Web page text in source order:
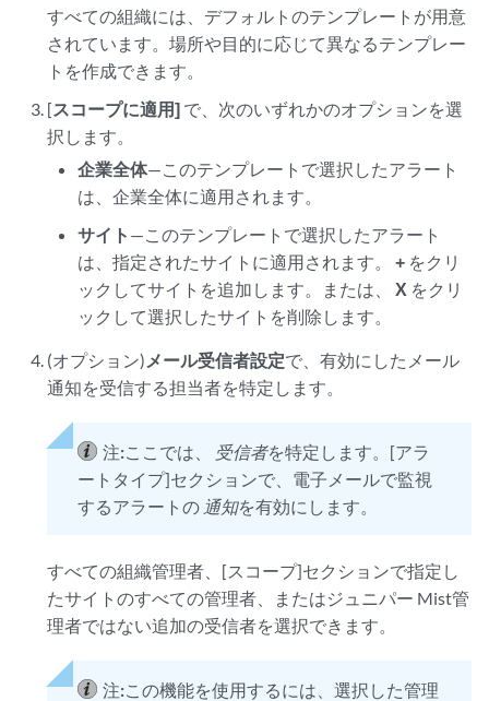
すべての組織には、デフォルトのテンプレートが用意
されています。場所や目的に応じて異なるテンプレー
トを作成できます。
[スコープに適用] で、次のいずれかのオプションを選
択します。
企業全体—このテンプレートで選択したアラート
は、企業全体に適用されます。
サイト —このテンプレートで選択したアラート
は、指定されたサイトに適用されます。 +をクリ
ックしてサイトを追加します。または、 X をクリ
ックして選択したサイトを削除します。
(オプション) メール受信者設定で、有効にしたメール
通知を受信する担当者を特定します。
注:ここでは、 受信者を特定します。[アラ
ートタイプ]セクションで、電子メールで監視
するアラートの 通知を有効にします。
すべての組織管理者、[スコープ]セクションで指定し
たサイトのすべての管理者、またはジュニパー Mist管
理者ではない追加の受信者を選択できます。
注:この機能を使用するには、選択した管理